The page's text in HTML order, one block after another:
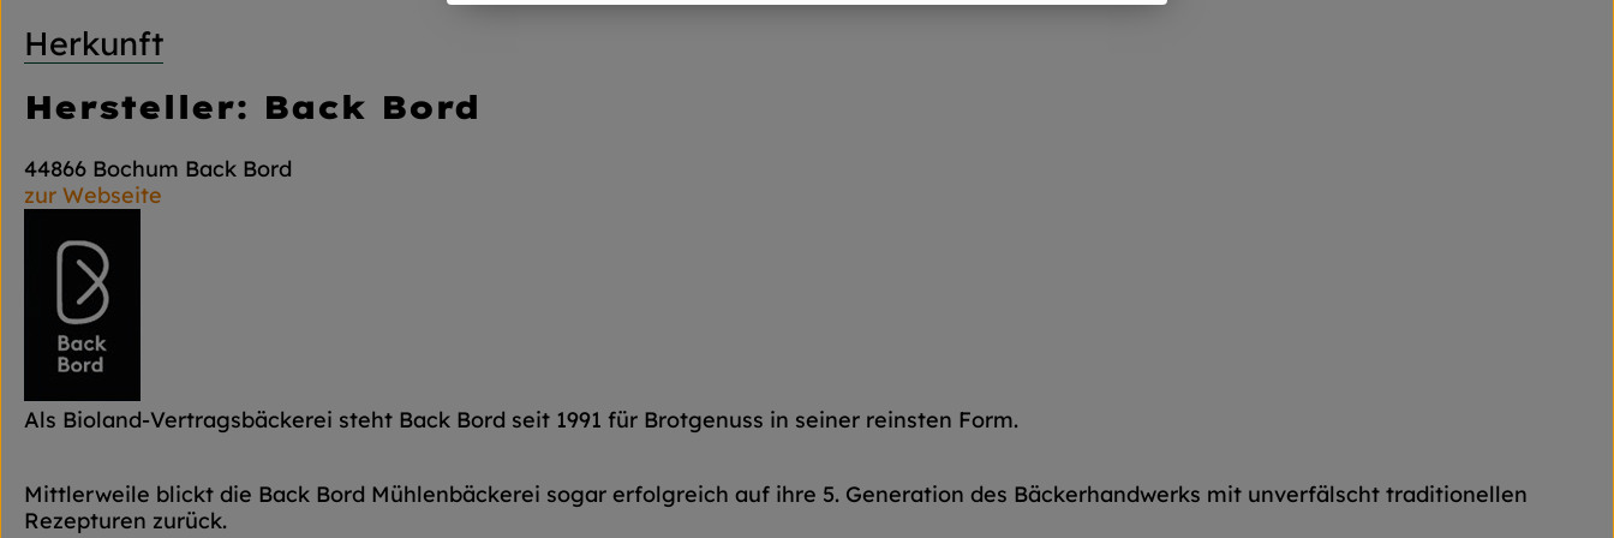
Herkunft
Hersteller: Back Bord
44866 Bochum Back Bord
zur Webseite
Als Bioland-Vertragsbäckerei steht Back Bord seit 1991 für Brotgenuss in seiner reinsten Form.
Mittlerweile blickt die Back Bord Mühlenbäckerei sogar erfolgreich auf ihre 5. Generation des Bäckerhandwerks mit unverfälscht traditionellen
Rezepturen zurück.